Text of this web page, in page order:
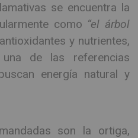
se encuentra la
como “el árbol
y nutrientes,
de las referencias
energía natural y
son la ortiga,